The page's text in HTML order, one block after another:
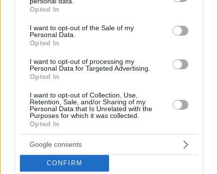
grant or deny consent to Google and its third-party tags to
use your data for below specified purposes in below Google
consent section.
Opted In
I want to opt-out of the Sale of my
Personal Data.
Opted In
I want to opt-out of processing my
Personal Data for Targeted Advertising.
Opted In
I want to opt-out of Collection, Use,
Retention, Sale, and/or Sharing of my
Personal Data that Is Unrelated with the
Purposes for which it was collected.
Opted In
Google consents
CONFIRM